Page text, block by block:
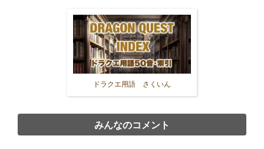
ドラクエ用語 さくいん
みんなのコメント